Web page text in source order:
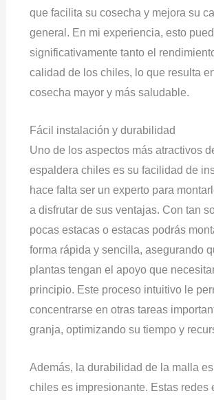
que facilita su cosecha y mejora su
general. En mi experiencia, esto
significativamente tanto el
calidad de los chiles, lo que resulta
cosecha mayor y más saludable.
Fácil instalación y durabilidad
Uno de los aspectos más atractivos
espaldera chiles es su facilidad de
hace falta ser un experto para
a disfrutar de sus ventajas. Con tan
pocas estacas o estacas podrás
forma rápida y sencilla, asegurando
plantas tengan el apoyo que
principio. Este proceso intuitivo le
concentrarse en otras tareas
granja, optimizando su tiempo y
Además, la durabilidad de la malla
chiles es impresionante. Estas redes